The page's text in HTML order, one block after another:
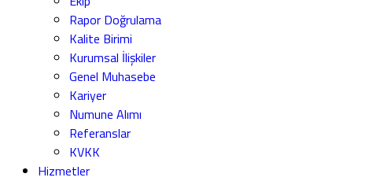
Rapor Doğrulama
Kalite Birimi
Kurumsal İlişkiler
Genel Muhasebe
Kariyer
Numune Alımı
Referanslar
KVKK
Hizmetler